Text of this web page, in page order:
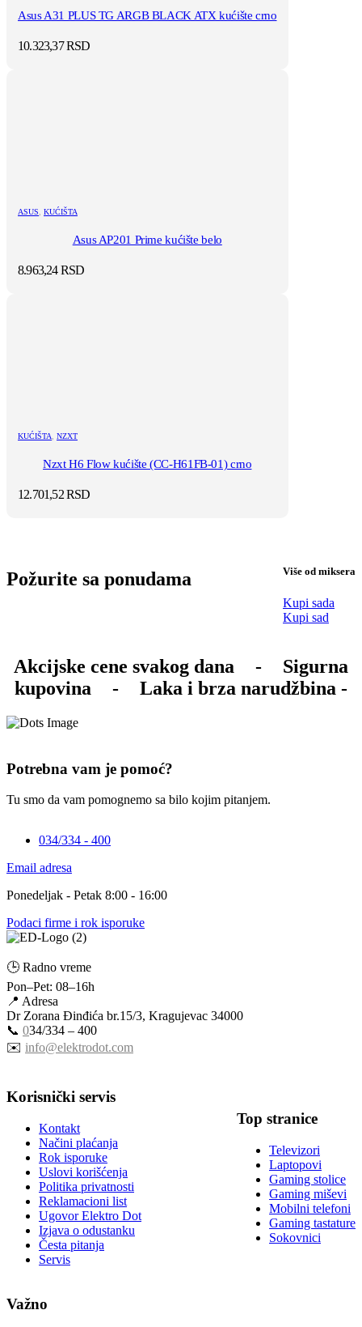
Asus A31 PLUS TG ARGB BLACK ATX kućište crno
10.323,37RSD
ASUS KUĆIŠTA
Asus AP201 Prime kućište belo
8.963,24RSD
KUĆIŠTA NZXT
Nzxt H6 Flow kućište (CC-H61FB-01) crno
12.701,52RSD
Požurite sa ponudama Više od miksera
Kupi sada
Kupi sad
Akcijske cene svakog dana -
Sigurna
kupovina
- Laka i brza narudžbina -
Potrebna vam je pomoć?
Tu smo da vam pomognemo sa bilo kojim pitanjem.
034/334 - 400
Email adresa
Ponedeljak - Petak 8:00 - 16:00
Podaci firme i rok isporuke
🕒 Radno vreme
Pon–Pet: 08–16h
📍 Adresa
Dr Zorana Đinđića br.15/3, Kragujevac 34000
📞 034/334 – 400
✉️ info@elektrodot.com
Korisnički servis
Kontakt
Načini plaćanja
Rok isporuke
Uslovi korišćenja
Politika privatnosti
Reklamacioni list
Ugovor Elektro Dot
Izjava o odustanku
Česta pitanja
Servis
Top stranice
Televizori
Laptopovi
Gaming stolice
Gaming miševi
Mobilni telefoni
Gaming tastature
Sokovnici
Važno